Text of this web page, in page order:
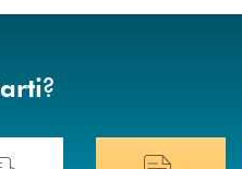
?
di assistenza immediata?
Hai bisogno di